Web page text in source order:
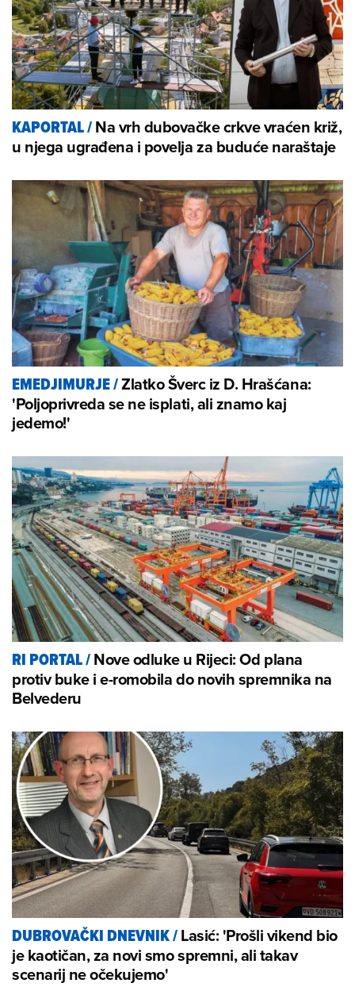
KAPORTAL/Na vrh dubovačke crkve vraćen križ,
u njega ugrađena i povelja za buduće naraštaje
EMEDJIMURJE/Zlatko Šverc iz D. Hrašćana:
'Poljoprivreda se ne isplati, ali znamo kaj
jedemo!'
RI PORTAL/Nove odluke u Rijeci: Od plana
protiv buke i e-romobila do novih spremnika na
Belvederu
DUBROVAČKI DNEVNIK/Lasić: 'Prošli vikend bio
je kaotičan, za novi smo spremni, ali takav
scenarij ne očekujemo'